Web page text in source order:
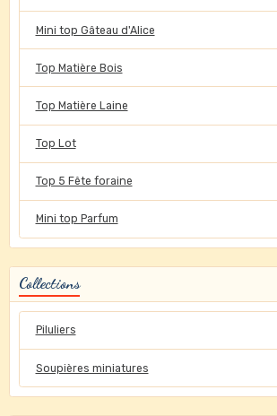
Mini top Gâteau d'Alice
Top Matière Bois
Top Matière Laine
Top Lot
Top 5 Fête foraine
Mini top Parfum
Collections
Piluliers
Soupières miniatures